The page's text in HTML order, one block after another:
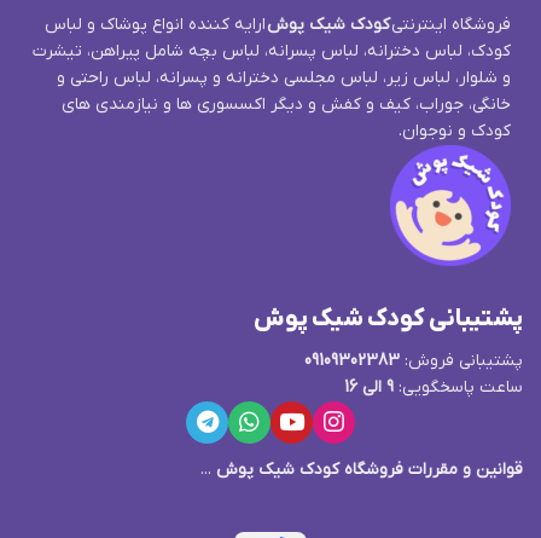
فروشگاه اینترنتیکودک شیک پوشارایه کننده انواع پوشاک و لباس
کودک، لباس دخترانه، لباس پسرانه، لباس بچه شامل پیراهن، تیشرت
و شلوار، لباس زیر، لباس مجلسی دخترانه و پسرانه، لباس راحتی و
خانگی، جوراب، کیف و کفش و دیگر اکسسوری ها و نیازمندی های
کودک و نوجوان.
پشتیبانی کودک شیک پوش
پشتیبانی فروش: 09109302383
ساعت پاسخگویی: 9 الی 16
قوانین و مقررات فروشگاه کودک شیک پوش ...